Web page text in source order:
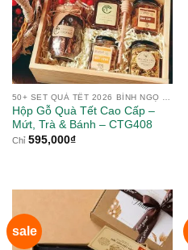
Hộp Gỗ Quà Tết Cao Cấp –
Mứt, Trà & Bánh – CTG408
Chỉ 595,000₫
sale